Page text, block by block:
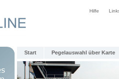
Hilfe
Start Pegelauswahl über Karte